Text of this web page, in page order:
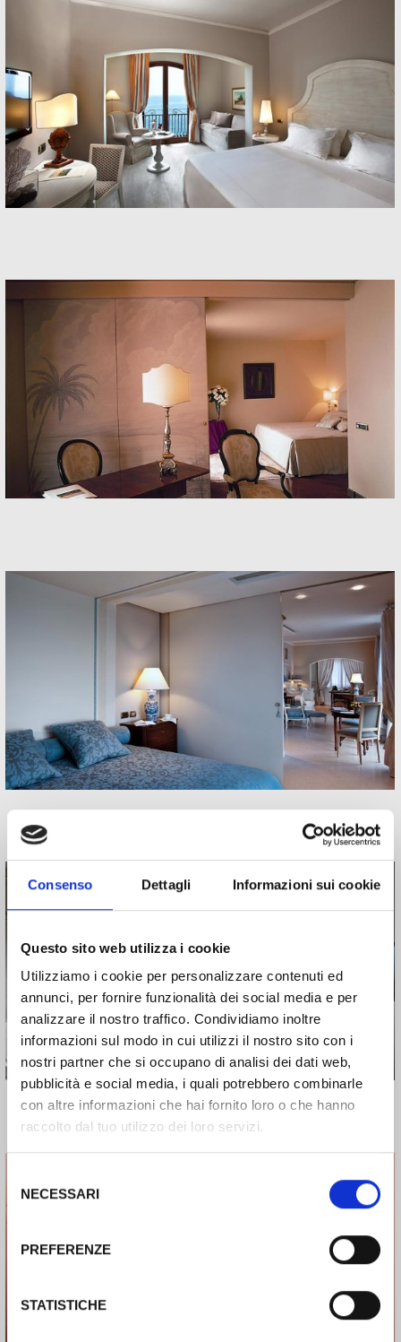
Consenso Dettagli Informazioni sui cookie
Questo sito web utilizza i cookie
Utilizziamo i cookie per personalizzare contenuti ed
annunci, per fornire funzionalità dei social media e per
analizzare il nostro traffico. Condividiamo inoltre
informazioni sul modo in cui utilizzi il nostro sito con i
nostri partner che si occupano di analisi dei dati web,
pubblicità e social media, i quali potrebbero combinarle
con altre informazioni che hai fornito loro o che hanno
raccolto dal tuo utilizzo dei loro servizi.
del
consenso
NECESSARI
PREFERENZE
STATISTICHE
Rooms
Rooms